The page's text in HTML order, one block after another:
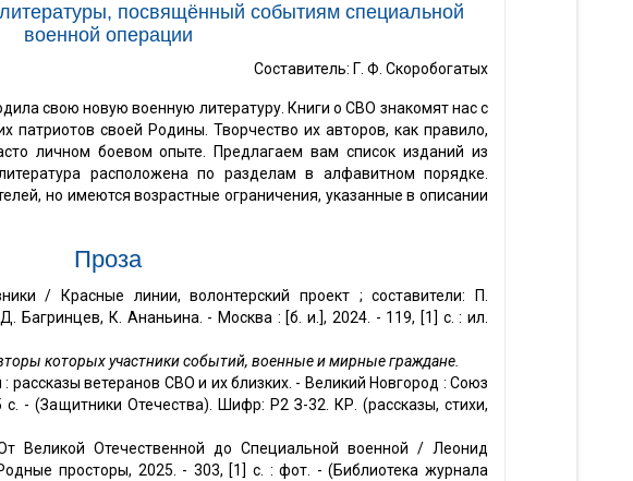
посвящённый событиям специальной
военной операции
Составитель: Г. Ф. Скоробогатых
свою новую военную литературу. Книги о СВО знакомят нас с
патриотов своей Родины. Творчество их авторов, как правило,
личном боевом опыте. Предлагаем вам список изданий из
расположена по разделам в алфавитном порядке.
но имеются возрастные ограничения, указанные в описании
Проза
/ Красные линии, волонтерский проект ; составители: П.
Багринцев, К. Ананьина. - Москва : [б. и.], 2024. - 119, [1] с. : ил.
которых участники событий, военные и мирные граждане.
рассказы ветеранов СВО и их близких. - Великий Новгород : Союз
- (Защитники Отечества). Шифр: Р2 З-32. КР. (рассказы, стихи,
Великой Отечественной до Специальной военной / Леонид
просторы, 2025. - 303, [1] с. : фот. - (Библиотека журнала